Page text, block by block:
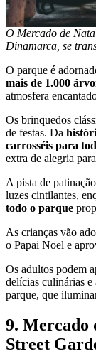
O Mercado de
Dinamarca, se
O parque é
mais de 1.000
atmosfera
Os brinquedos
de festas. Da
carrosséis para
extra de alegria
A pista de
luzes cintilantes,
todo o parque
As crianças vão
o Papai Noel e
Os adultos podem
delícias culinárias
parque, que
9. Mercado
Street